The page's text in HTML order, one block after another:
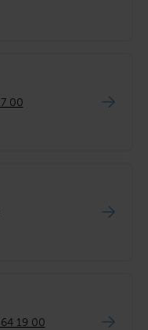
00
19 00